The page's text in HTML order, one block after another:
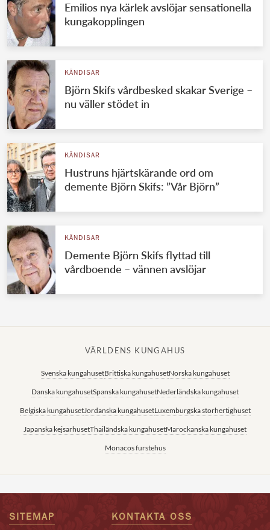
Emilios nya kärlek avslöjar sensationella
kungakopplingen
KÄNDISAR
Björn Skifs vårdbesked skakar Sverige –
nu väller stödet in
KÄNDISAR
Hustruns hjärtskärande ord om
demente Björn Skifs: ”Vår Björn”
KÄNDISAR
Demente Björn Skifs flyttad till
vårdboende – vännen avslöjar
VÄRLDENS KUNGAHUS
Svenska kungahusetBrittiska kungahusetNorska kungahuset
Danska kungahusetSpanska kungahusetNederländska kungahuset
Belgiska kungahusetJordanska kungahusetLuxemburgska storhertighuset
Japanska kejsarhusetThailändska kungahusetMarockanska kungahuset
Monacos furstehus
SITEMAP KONTAKTA OSS